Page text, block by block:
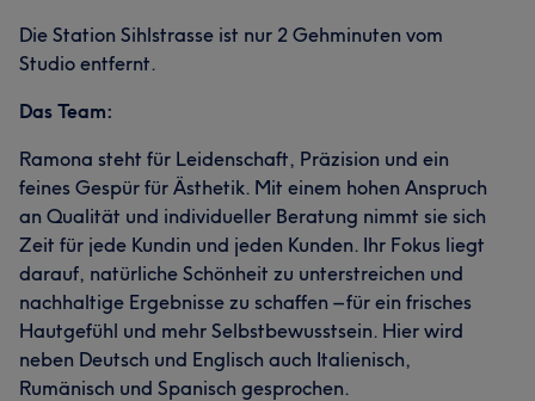
Die Station Sihlstrasse ist nur 2 Gehminuten vom
Studio entfernt.
Das Team:
Ramona steht für Leidenschaft, Präzision und ein
feines Gespür für Ästhetik. Mit einem hohen Anspruch
an Qualität und individueller Beratung nimmt sie sich
Zeit für jede Kundin und jeden Kunden. Ihr Fokus liegt
darauf, natürliche Schönheit zu unterstreichen und
nachhaltige Ergebnisse zu schaffen – für ein frisches
Hautgefühl und mehr Selbstbewusstsein. Hier wird
neben Deutsch und Englisch auch Italienisch,
Rumänisch und Spanisch gesprochen.